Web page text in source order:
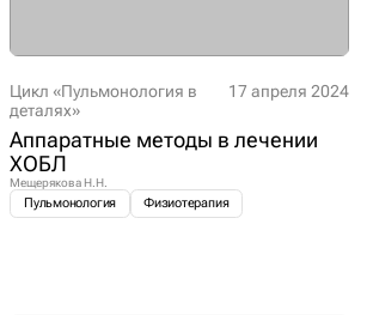
Цикл «Пульмонология в
деталях»
17 апреля 2024
Аппаратные методы в лечении
ХОБЛ
Мещерякова Н.Н.
Пульмонология Физиотерапия